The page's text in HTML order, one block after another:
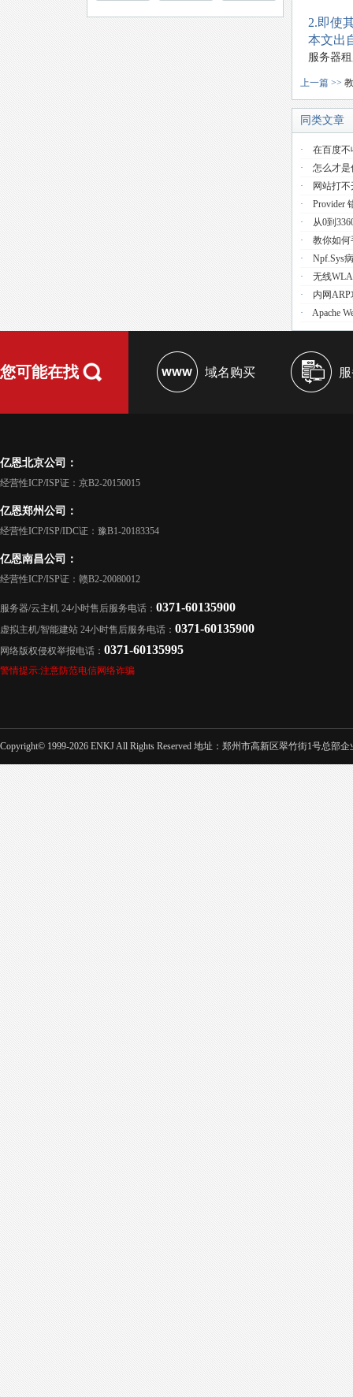
2.即使
本文出
服务器
上一篇 >>
同类文章
· 在百度不
· 怎么才是
·
网站打
· Provider
· 从0到
· 教你如何
· Npf.sys
· 无线
· 内网
· Apache
您可能在找 域名购买
亿恩北京公司：
经营性ICP/ISP证：京B2-20150015
亿恩郑州公司：
经营性ICP/ISP/IDC证：豫B1-20183354
亿恩南昌公司：
经营性ICP/ISP证：赣B2-20080012
服务器/云主机 24小时售后服务电话： 0371-60135900
虚拟主机/智能建站 24小时售后服务电话： 0371-60135900
网络版权侵权举报电话： 0371-60135995
警情提示:注意防范电信网络诈骗
Copyright© 1999-2026 ENKJ All Rights Reserved 地址：郑州市高新区翠竹街1号